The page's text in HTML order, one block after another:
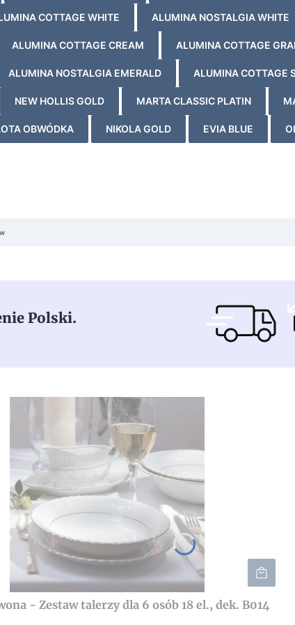
COTTAGE WHITE ALUMINA NOSTALGIA WHITE
ALUMINA COTTAGE CREAM ALUMINA COTTAGE
ALUMINA NOSTALGIA EMERALD ALUMINA COTTAGE
NEW HOLLIS GOLD MARTA CLASSIC PLATIN
OBWÓDKA NIKOLA GOLD EVIA BLUE
Polski.
- Zestaw talerzy dla 6 osób 18 el., dek. B014